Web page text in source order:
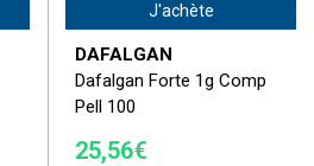
J'achète
DAFALGAN
Dafalgan Forte 1g Comp
Pell 100
25,56€